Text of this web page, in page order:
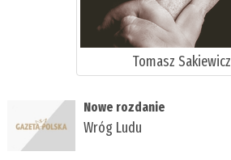
Tomasz Sakiewicz
Nowe rozdanie
Wróg Ludu